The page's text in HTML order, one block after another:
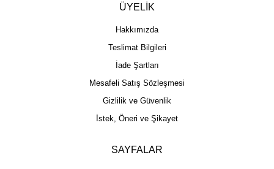
ÜYELİK
Hakkımızda
Teslimat Bilgileri
İade Şartları
Mesafeli Satış Sözleşmesi
Gizlilik ve Güvenlik
İstek, Öneri ve Şikayet
SAYFALAR